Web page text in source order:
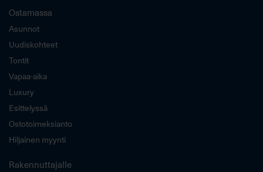
Ostamassa
Asunnot
Uudiskohteet
Tontit
Vapaa-aika
Luxury
Esittelyssä
Ostotoimeksianto
Hiljainen myynti
Rakennuttajalle